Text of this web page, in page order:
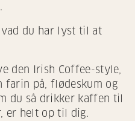
du har lyst til at
den Irish Coffee-style,
farin på, flødeskum og
du så drikker kaffen til
er helt op til dig.